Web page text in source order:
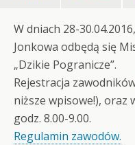
W dniach 28-
Jonkowa odbędą się
„Dzikie Pogranicze”.
Rejestracja
niższe wpisowe!), oraz
godz. 8.00-9.00.
Regulamin zawodów.